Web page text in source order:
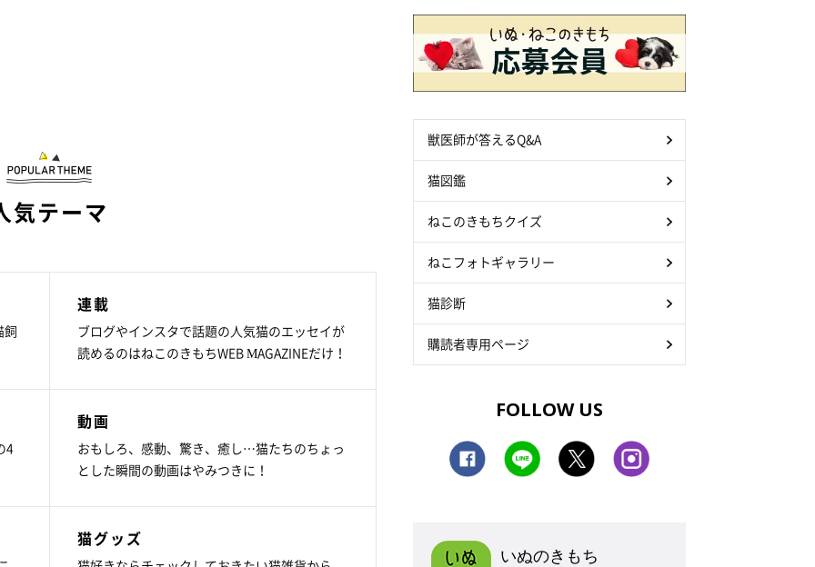
気テーマ
飼
連載
ブログやインスタで話題の人気猫のエッセイが
読めるのはねこのきもちWEB MAGAZINEだけ！
4
動画
おもしろ、感動、驚き、癒し…猫たちのちょっ
とした瞬間の動画はやみつきに！
猫グッズ
獣医師が答えるQ&A
猫図鑑
ねこのきもちクイズ
ねこフォトギャラリー
猫診断
購読者専用ページ
FOLLOW US
いぬのきもち